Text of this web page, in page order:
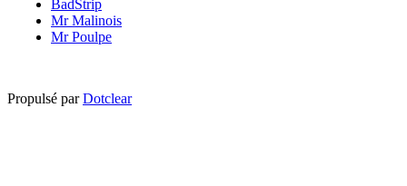
BadStrip
Mr Malinois
Mr Poulpe
Propulsé parDotclear